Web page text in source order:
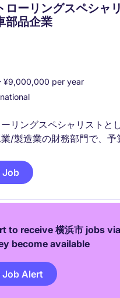
ローリングスペシャ
部品企業
¥9,000,000 per year
リングスペシャリストと
/製造業の財務部門で、予
財務目標達成を支援する重
Job
to receive 横浜市 jobs
become available
Job Alert